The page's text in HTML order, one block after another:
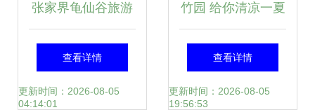
张家界龟仙谷旅游
景区开发项目商业
计划书——创新生
查看详情
更新时间：2026-08-05
04:14:01
竹园 给你清凉一夏
——旅游开发项目
策划咨询报告
查看详情
更新时间：2026-08-05
19:56:53